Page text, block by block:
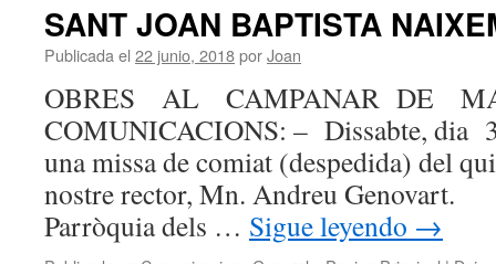
SANT JOAN BAPTISTA
Publicada el 22 junio, 2018porJoan
OBRES AL CAMPANAR DE
COMUNICACIONS: – Dissabte,
una missa de comiat (despedida) del
nostre rector, Mn. Andreu
Parròquia dels … Sigue leyendo →